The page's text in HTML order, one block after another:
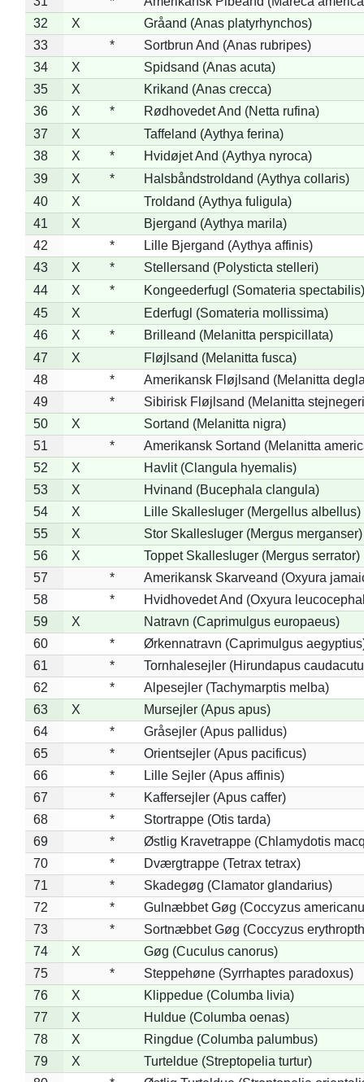
32
X
Gråand (Anas platyrhynchos)
33
*
Sortbrun And (Anas rubripes)
34
X
Spidsand (Anas acuta)
35
X
Krikand (Anas crecca)
36
X *
Rødhovedet And (Netta rufina)
37
X
Taffeland (Aythya ferina)
38
X *
Hvidøjet And (Aythya nyroca)
39
X *
Halsbåndstroldand (Aythya collaris)
40
X
Troldand (Aythya fuligula)
41
X
Bjergand (Aythya marila)
42
*
Lille Bjergand (Aythya affinis)
43
X *
Stellersand (Polysticta stelleri)
44
X *
Kongeederfugl (Somateria spectabilis)
45
X
Ederfugl (Somateria mollissima)
46
X *
Brilleand (Melanitta perspicillata)
47
X
Fløjlsand (Melanitta fusca)
48
*
Amerikansk Fløjlsand (Melanitta
49
*
Sibirisk Fløjlsand (Melanitta
50
X
Sortand (Melanitta nigra)
51
*
Amerikansk Sortand (Melanitta
52
X
Havlit (Clangula hyemalis)
53
X
Hvinand (Bucephala clangula)
54
X
Lille Skallesluger (Mergellus albellus)
55
X
Stor Skallesluger (Mergus merganser)
56
X
Toppet Skallesluger (Mergus serrator)
57
*
Amerikansk Skarveand (Oxyura
58
*
Hvidhovedet And (Oxyura
59
X
Natravn (Caprimulgus europaeus)
60
*
Ørkennatravn (Caprimulgus
61
*
Tornhalesejler (Hirundapus
62
*
Alpesejler (Tachymarptis melba)
63
X
Mursejler (Apus apus)
64
*
Gråsejler (Apus pallidus)
65
*
Orientsejler (Apus pacificus)
66
*
Lille Sejler (Apus affinis)
67
*
Kaffersejler (Apus caffer)
68
*
Stortrappe (Otis tarda)
69
*
Østlig Kravetrappe (Chlamydotis
70
*
Dværgtrappe (Tetrax tetrax)
71
*
Skadegøg (Clamator glandarius)
72
*
Gulnæbbet Gøg (Coccyzus
73
*
Sortnæbbet Gøg (Coccyzus
74
X
Gøg (Cuculus canorus)
75
*
Steppehøne (Syrrhaptes paradoxus)
76
X
Klippedue (Columba livia)
77
X
Huldue (Columba oenas)
78
X
Ringdue (Columba palumbus)
79
X
Turteldue (Streptopelia turtur)